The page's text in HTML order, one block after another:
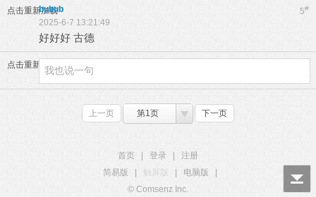
点击重新加载 5#
bubub
2025-6-7 13:21:49
好好好 古德
点击重新加载
上一页 第1页 下一页
首页 登录
注册
简易版
触屏版 电脑版
© Comsenz Inc.